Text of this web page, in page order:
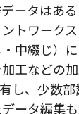
ータはあ
トワーク
中綴じ）
工などの加
し、少数部
ータ編集も